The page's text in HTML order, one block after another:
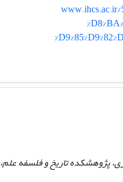
www.ihcs.ac.ir/
پژوهشکده تاریخ و فلسفه علم،